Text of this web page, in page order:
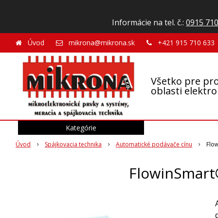
Informácie na tel. č.: 0915
Všetko pre
oblasti
Úvod mikrona@mikrona.sk +421 915 710 633
Úvod Spájkovacia technika Automatické podávače cínu
Kategórie